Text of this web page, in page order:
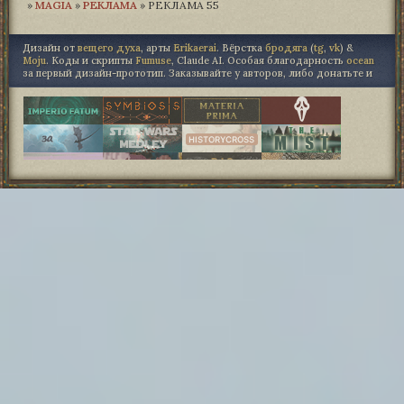
» MAGIA­ » РЕКЛАМА » РЕКЛАМА 55
Дизайн от вещего духа, арты Erikaerai. Вёрстка бродяга (tg, vk) &
Moju. Коды и скрипты Fumuse, Claude AI. Особая благодарность ocean
за первый дизайн-прототип. Заказывайте у авторов, либо донатьте и
"не точь в точь", либо не трогайте.